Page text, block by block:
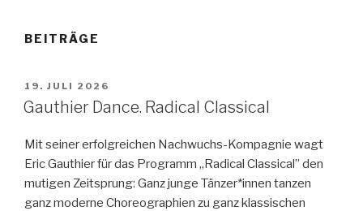
BEITRÄGE
VERÖFFENTLICHT
AM
19. JULI 2026
Gauthier Dance. Radical Classical
Mit seiner erfolgreichen Nachwuchs-Kompagnie wagt
Eric Gauthier für das Programm „Radical Classical” den
mutigen Zeitsprung: Ganz junge Tänzer*innen tanzen
ganz moderne Choreographien zu ganz klassischen